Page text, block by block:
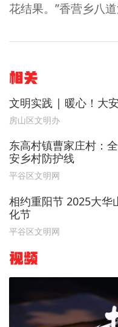
花结果。”香营乡八
相关
文明实践 | 暖心！大
房山区文明办
东高村镇曹家庄村：
安乡村防护线​
平谷区文明网
相约重阳节 2025大华
化节
平谷区文明网
视频